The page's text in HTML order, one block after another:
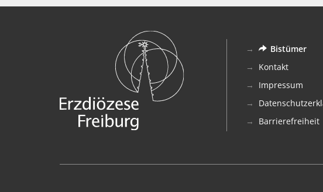
Bistümer
Kontakt
Impressum
Barrierefreiheit